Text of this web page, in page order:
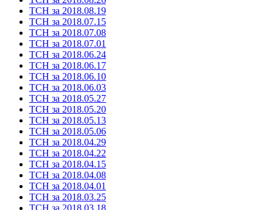
ТСН за 2018.08.19
ТСН за 2018.07.15
ТСН за 2018.07.08
ТСН за 2018.07.01
ТСН за 2018.06.24
ТСН за 2018.06.17
ТСН за 2018.06.10
ТСН за 2018.06.03
ТСН за 2018.05.27
ТСН за 2018.05.20
ТСН за 2018.05.13
ТСН за 2018.05.06
ТСН за 2018.04.29
ТСН за 2018.04.22
ТСН за 2018.04.15
ТСН за 2018.04.08
ТСН за 2018.04.01
ТСН за 2018.03.25
ТСН за 2018.03.18